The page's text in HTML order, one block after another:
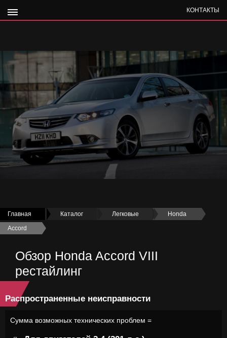
КОНТАКТЫ
Главная › Каталог Легковые › Honda
›
Accord
›
Обзор Honda Accord VIII
рестайлинг
Распространенные неисправности
Сумма возможных технических проблем =